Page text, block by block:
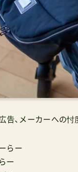
告、メーカーへの
らー
ー